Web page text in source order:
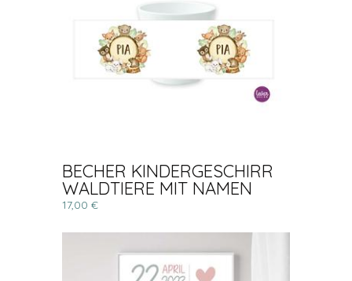
BECHER KINDERGESCHIRR
WALDTIERE MIT NAMEN
17,00 €